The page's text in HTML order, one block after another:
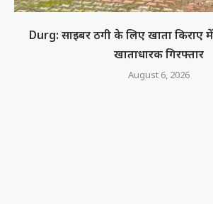
Durg: साइबर ठगी के लिए खाता किराए
खाताधारक गिरफ्तार
August 6, 2026